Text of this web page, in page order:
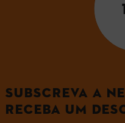
SUBSCREVA A
RECEBA UM